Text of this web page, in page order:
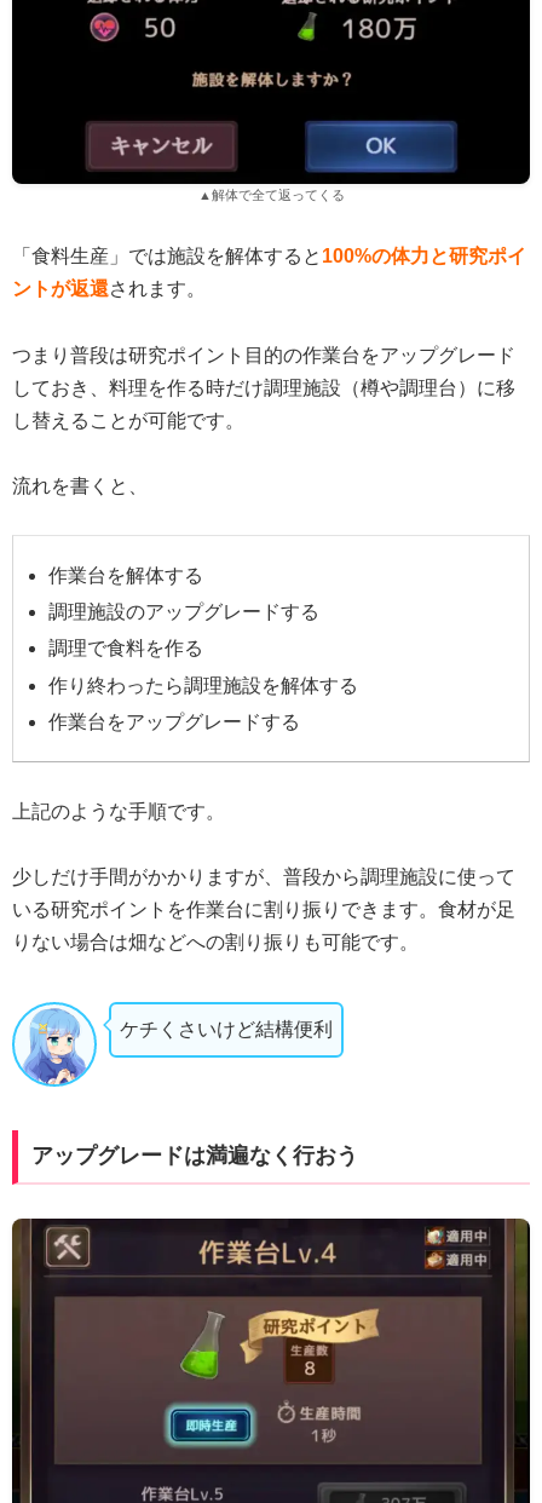
▲解体で全て返ってくる
「食料生産」では施設を解体すると 100%の体力と研究ポイ
ントが返還されます。
つまり普段は研究ポイント目的の作業台をアップグレード
しておき、料理を作る時だけ調理施設（樽や調理台）に移
し替えることが可能です。
流れを書くと、
作業台を解体する
調理施設のアップグレードする
調理で食料を作る
作り終わったら調理施設を解体する
作業台をアップグレードする
上記のような手順です。
少しだけ手間がかかりますが、普段から調理施設に使って
いる研究ポイントを作業台に割り振りできます。食材が足
りない場合は畑などへの割り振りも可能です。
ケチくさいけど結構便利
アップグレードは満遍なく行おう